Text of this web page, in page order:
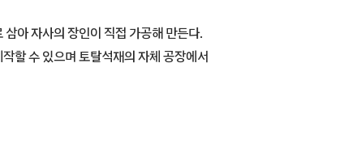
아 자사의 장인이 직접 가공해 만든다.
할 수 있으며 토탈석재의 자체 공장에서